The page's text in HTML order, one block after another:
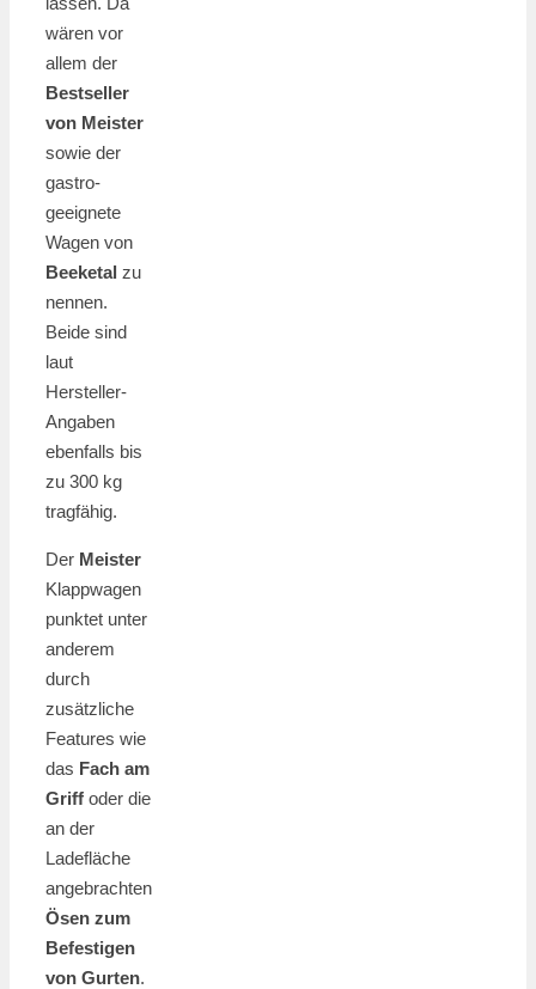
wären vor
allem der
Bestseller
von Meister
sowie der
gastro-
geeignete
Wagen von
Beeketal zu
nennen.
Beide sind
laut
Hersteller-
Angaben
ebenfalls bis
zu 300 kg
tragfähig.
Der Meister
Klappwagen
punktet unter
anderem
durch
zusätzliche
Features wie
das Fach am
Griff oder die
an der
Ladefläche
angebrachten
Ösen zum
Befestigen
von Gurten.